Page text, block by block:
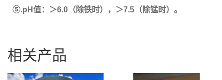
⑤.pH值：＞6.0（除铁时），＞7.5（除锰时）。
相关产品